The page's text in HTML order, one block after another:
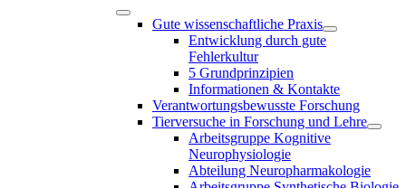
Gute wissenschaftliche Praxis
Entwicklung durch gute
Fehlerkultur
5 Grundprinzipien
Informationen & Kontakte
Verantwortungsbewusste Forschung
Tierversuche in Forschung und Lehre
Arbeitsgruppe Kognitive
Neurophysiologie
Abteilung Neuropharmakologie